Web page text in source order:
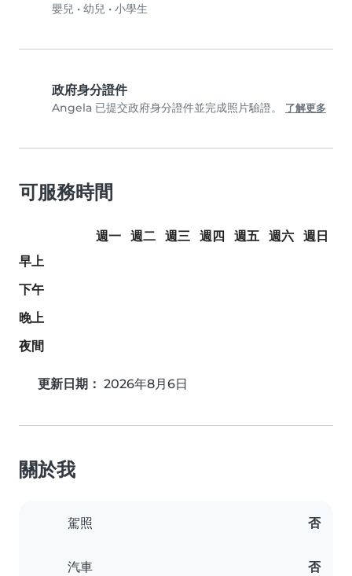
嬰兒 • 幼兒 • 小學生
政府身分證件
Angela 已提交政府身分證件並完成照片驗證。 了解更多
可服務時間
週一 週二 週三 週四 週五 週六
週日
早上
下午
晚上
夜間
更新日期： 2026年8月6日
關於我
駕照 否
汽車 否